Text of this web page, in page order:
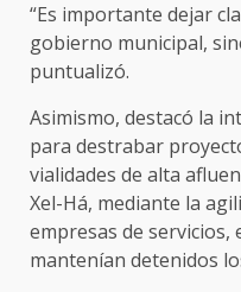
“Es importante dejar
gobierno municipal,
puntualizó.
Asimismo, destacó la
para destrabar
vialidades de alta
Xel-Há, mediante la
empresas de servicios,
mantenían detenidos